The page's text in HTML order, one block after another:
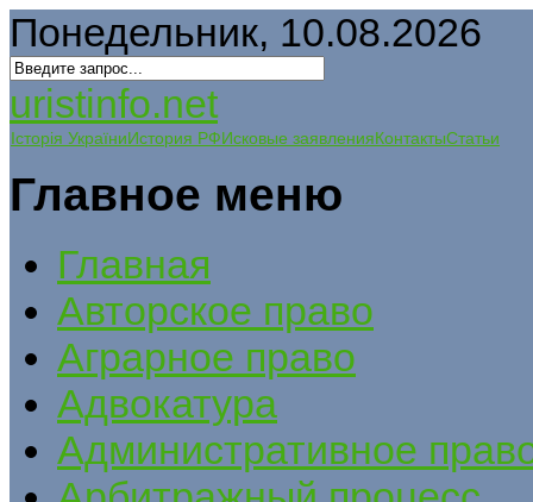
Понедельник, 10.08.2026
uristinfo.net
Історія УкраїниИстория РФИсковые заявленияКонтактыСтатьи
Главное меню
Главная
Авторское право
Аграрное право
Адвокатура
Административное